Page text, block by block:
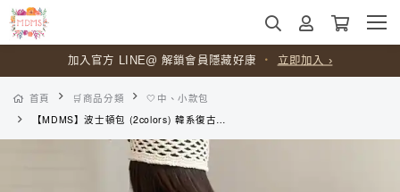
加入官方 LINE@ 解鎖會員隱藏好康 ・ 立即加入 ›
首頁 🛒商品分類
🤍中、小款包
【MDMS】波士頓包 (2colors) 韓系復古手提包 肩背斜背包 女生大容量通勤外出百搭包 日常穿搭後背包 B207